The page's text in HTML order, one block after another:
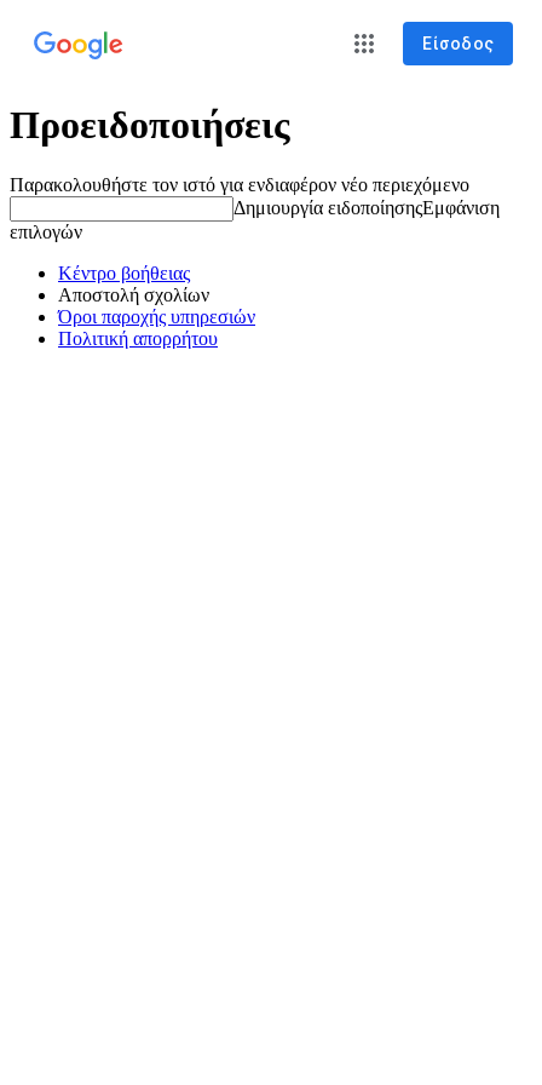
Είσοδος
Προειδοποιήσεις
Παρακολουθήστε τον ιστό για ενδιαφέρον νέο περιεχόμενο
Δημιουργία ειδοποίησηςΕμφάνιση
επιλογών
Κέντρο βοήθειας
Αποστολή σχολίων
Όροι παροχής υπηρεσιών
Πολιτική απορρήτου